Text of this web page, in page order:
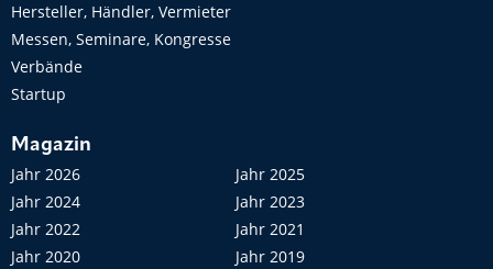
Hersteller, Händler, Vermieter
Messen, Seminare, Kongresse
Verbände
Startup
Magazin
Jahr 2026
Jahr 2025
Jahr 2024
Jahr 2023
Jahr 2022
Jahr 2021
Jahr 2020
Jahr 2019